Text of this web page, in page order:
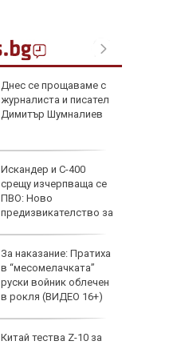
Днес се прощаваме с
журналиста и писател
Димитър Шумналиев
Искандер и С-400
срещу изчерпваща се
ПВО: Ново
предизвикателство за
За наказание: Пратиха
в “месомелачката”
руски войник облечен
в рокля (ВИДЕО 16+)
Китай тества Z-10 за